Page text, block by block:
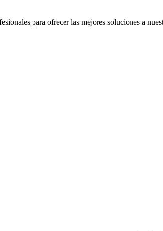
para ofrecer las mejores soluciones a